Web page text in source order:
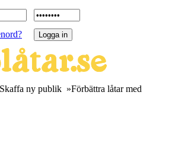
ny publik »Förbättra låtar med